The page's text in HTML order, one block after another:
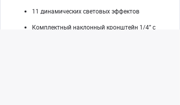
11 динамических световых эффектов
Комплектный наклонный кронштейн 1/4” с